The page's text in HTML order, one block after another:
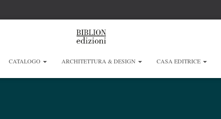
CATALOGO ARCHITETTURA & DESIGN CASA EDITRICE